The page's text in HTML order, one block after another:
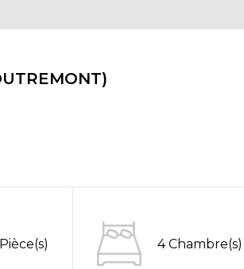
Pièce(s) 4 Chambre(s)